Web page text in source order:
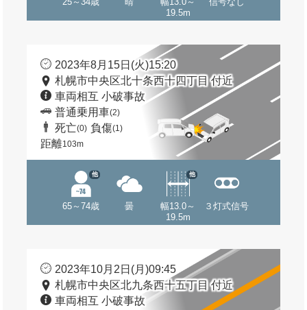
19.5m
2023年8月15日(火)15:20
札幌市中央区北十条西十四丁目 付近
車両相互 小破事故
普通乗用車(2)
死亡(0) 負傷(1)
距離103m
65～74歳
他
曇
幅13.0～
19.5m
他
３灯式信号
2023年10月2日(月)09:45
札幌市中央区北九条西十五丁目 付近
車両相互 小破事故